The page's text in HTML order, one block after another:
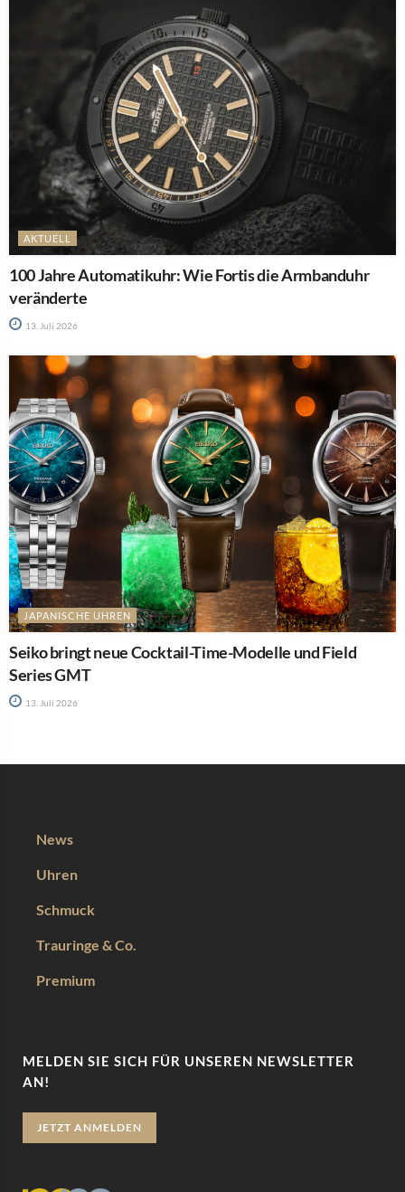
AKTUELL
100 Jahre Automatikuhr: Wie Fortis die Armbanduhr
veränderte
13. Juli 2026
JAPANISCHE UHREN
Seiko bringt neue Cocktail-Time-Modelle und Field
Series GMT
13. Juli 2026
News
Uhren
Schmuck
Trauringe & Co.
Premium
MELDEN SIE SICH FÜR UNSEREN NEWSLETTER
AN!
JETZT ANMELDEN